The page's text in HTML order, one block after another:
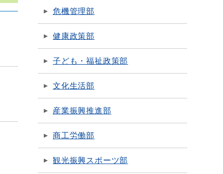
危機管理部
健康政策部
子ども・福祉政策部
文化生活部
産業振興推進部
商工労働部
観光振興スポーツ部